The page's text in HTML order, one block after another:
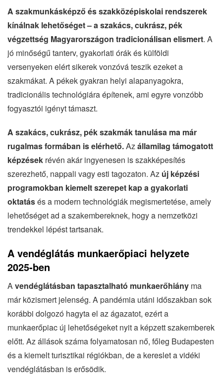
A szakmunkásképző és szakközépiskolai rendszerek
kínálnak lehetőséget – a szakács, cukrász, pék
végzettség Magyarországon tradicionálisan elismert. A
jó minőségű tanterv, gyakorlati órák és külföldi
versenyeken elért sikerek vonzóvá teszik ezeket a
szakmákat. A pékek gyakran helyi alapanyagokra,
tradicionális technológiára építenek, ami egyre vonzóbb
fogyasztói igényt támaszt.
A szakács, cukrász, pék szakmák tanulása ma már
rugalmas formában is elérhető.Azállamilag támogatott
képzések révén akár ingyenesen is szakképesítés
szerezhető, nappali vagy esti tagozaton. Az új képzési
programokban kiemelt szerepet kap a gyakorlati
oktatásés a modern technológiák megismertetése, amely
lehetőséget ad a szakembereknek, hogy a nemzetközi
trendekkel lépést tartsanak.
A vendéglátás munkaerőpiaci helyzete
2025-ben
Avendéglátásban tapasztalható munkaerőhiány ma
már közismert jelenség. A pandémia utáni időszakban sok
korábbi dolgozó hagyta el az ágazatot, ezért a
munkaerőpiac új lehetőségeket nyit a képzett szakemberek
előtt. Az állások száma folyamatosan nő, főleg Budapesten
és a kiemelt turisztikai régiókban, de a kereslet a vidéki
vendéglátásban is erősödik.